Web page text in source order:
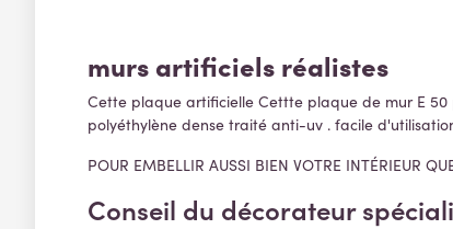
murs artificiels réalistes
Cette plaque artificielle Cettte plaque de mur E 50
polyéthylène dense traité anti-uv . facile
POUR EMBELLIR AUSSI BIEN VOTRE INTÉRIEUR
Conseil du décorateur